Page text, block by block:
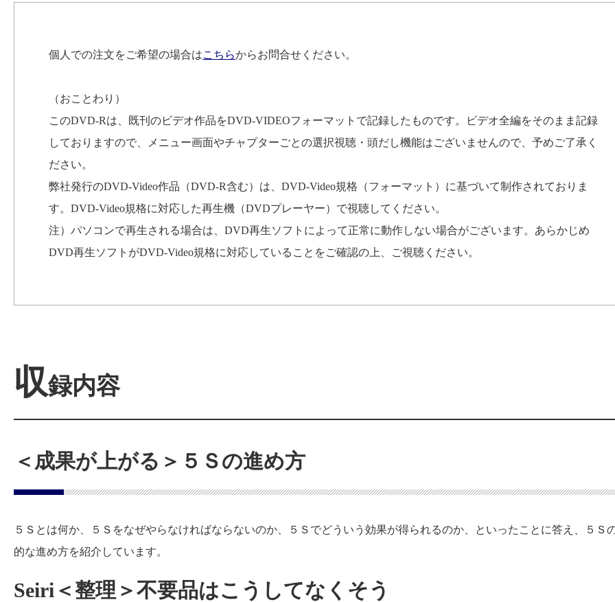
個人での注文をご希望の場合はこちらからお問合せください。
（おことわり）
このDVD-Rは、既刊のビデオ作品をDVD-VIDEOフォーマットで記録したものです。ビデオ全編をそのまま記録
しておりますので、メニュー画面やチャプターごとの選択視聴・頭だし機能はございませんので、予めご了承く
ださい。
弊社発行のDVD-Video作品（DVD-R含む）は、DVD-Video規格（フォーマット）に基づいて制作されておりま
す。DVD-Video規格に対応した再生機（DVDプレーヤー）で視聴してください。
注）パソコンで再生される場合は、DVD再生ソフトによって正常に動作しない場合がございます。あらかじめ
DVD再生ソフトがDVD-Video規格に対応していることをご確認の上、ご視聴ください。
収録内容
＜成果が上がる＞５Ｓの進め方
５Ｓとは何か、５Ｓをなぜやらなければならないのか、５Ｓでどういう効果が得られるのか、といったことに答え、５Ｓ
的な進め方を紹介しています。
Seiri＜整理＞不要品はこうしてなくそう